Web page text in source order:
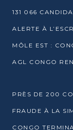
131 066
PRÈS DE 200